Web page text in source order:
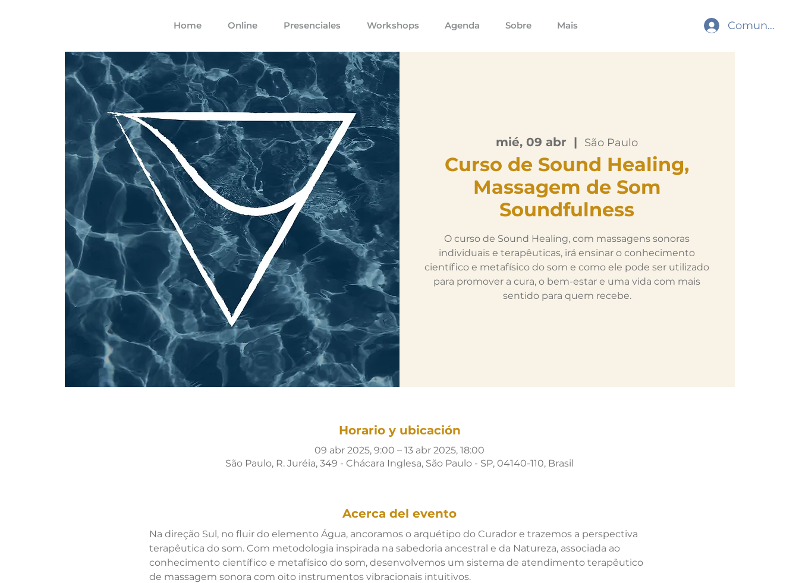
Home Online Presenciales Workshops Agenda Sobre Mais Comunidade
mié, 09 abr
  |
São Paulo
Curso de Sound Healing,
Massagem de Som
Soundfulness
O curso de Sound Healing, com massagens sonoras
individuais e terapêuticas, irá ensinar o conhecimento
científico e metafísico do som e como ele pode ser utilizado
para promover a cura, o bem-estar e uma vida com mais
sentido para quem recebe.
Horario y ubicación
09 abr 2025, 9:00 – 13 abr 2025, 18:00
São Paulo, R. Juréia, 349 - Chácara Inglesa, São Paulo - SP, 04140-110, Brasil
Acerca del evento
Na direção Sul, no fluir do elemento Água, ancoramos o arquétipo do Curador e trazemos a perspectiva
terapêutica do som. Com metodologia inspirada na sabedoria ancestral e da Natureza, associada ao
conhecimento científico e metafísico do som, desenvolvemos um sistema de atendimento terapêutico
de massagem sonora com oito instrumentos vibracionais intuitivos.